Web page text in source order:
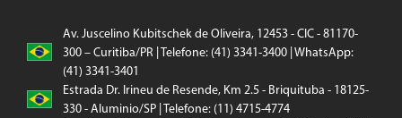
Av. Juscelino Kubitschek de Oliveira, 12453 - CIC - 81170-
300 – Curitiba/PR | Telefone: (41) 3341-3400 | WhatsApp:
(41) 3341-3401
Estrada Dr. Irineu de Resende, Km 2.5 - Briquituba - 18125-
330 - Aluminio/SP | Telefone: (11) 4715-4774